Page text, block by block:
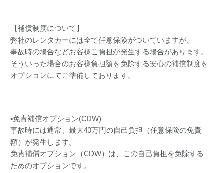
【補償制度について】
弊社のレンタカーには全て任意保険がついていますが、
事故時の場合などお客様ご負担が発生する場合があります。
そういった場合のお客様負担額を免除する安心の補償制度を
オプションにてご準備しております。
▪️免責補償オプション(CDW)
事故時には通常、最大40万円の自己負担（任意保険の免責
額）が発生します。
免責補償オプション（CDW）は、この自己負担を免除する
ためのオプションです。